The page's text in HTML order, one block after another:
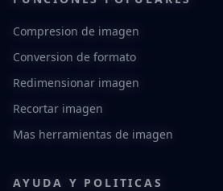
Compresion de imagen
Conversion de formato
Redimensionar imagen
Recortar imagen
Mas herramientas de imagen
AYUDA Y POLITICAS